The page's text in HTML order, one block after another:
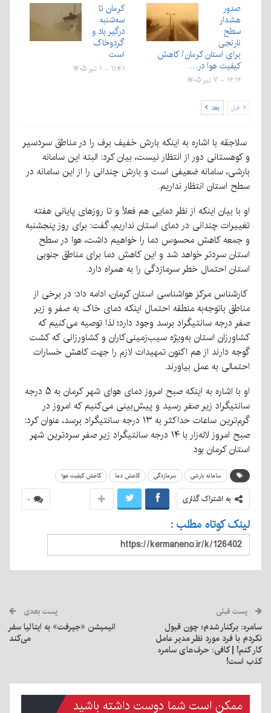
صدور
هشدار
سطح
نارنجی
برای استان کرمان/ کاهش
کیفیت هوا در…
۱۲:۱۲ - ۷ تیر ۱۴۰۵
کرمان تا
سه‌شنبه
درگیر باد و
گردوخاک
است
۱۱:۴۱ - ۱ تیر ۱۴۰۵
قبل بعد
سلاجقه با اشاره به اینکه بارش خفیف برف را در مناطق سردسیر
و کوهستانی دور از انتظار نیست، بیان کرد: البته این سامانه
بارشی، سامانه ضعیفی است و بارش چندانی را از این سامانه در
سطح استان انتظار نداریم.
او با بیان اینکه از نظر دمایی هم فعلاً و تا روزهای پایانی هفته
تغییرات چندانی در دمای استان نداریم، گفت: برای روز پنجشنبه
و جمعه کاهش محسوس دما را خواهیم داشت، هوا در سطح
استان سردتر خواهد شد و این کاهش دما برای مناطق جنوبی
استان احتمال خطر سرمازدگی را به همراه دارد.
کارشناس مرکز هواشناسی استان کرمان، ادامه داد: در برخی از
مناطق باتوجه‌به منطقه احتمال اینکه دمای خاک به صفر و زیر
صفر درجه سانتیگراد برسد وجود دارد؛ لذا توصیه می‌کنیم که
کشاورزان استان به‌ویژه سیب‌زمینی‌کاران و کشاورزانی که کشت
گوجه دارند از هم اکنون تمهیدات لازم را جهت کاهش خسارات
احتمالی به عمل بیاورند.
او با اشاره به اینکه صبح امروز دمای هوای شهر کرمان به ۵ درجه
سانتیگراد زیر صفر رسید و پیش‌بینی می‌کنیم که امروز در
گرم‌ترین ساعات حداکثر به ۱۳ درجه سانتیگراد برسد، عنوان کرد:
صبح امروز لاله‌زار با ۱۴ درجه سانتیگراد زیر صفر سردترین شهر
استان کرمان بود.
سامانه بارشی سرمازدگی کاهش دما کاهش کیفیت هوا
۰ به اشتراک گذاری
لینک کوتاه مطلب :
پست قبلی
سامره: برکنار شدم؛ چون قبول
نکردم با فرد مورد نظر مدیر عامل
کار کنم! | کافی: حرف‌های سامره
کذب است!
پست بعدی
انیمیشن «جیرفت» به ایتالیا سفر
می‌کند
ممکن است شما دوست داشته باشید